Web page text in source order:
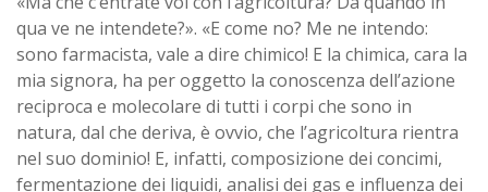
qua ve ne intendete?». «E come no? Me ne intendo:
sono farmacista, vale a dire chimico! E la chimica, cara la
mia signora, ha per oggetto la conoscenza dell’azione
reciproca e molecolare di tutti i corpi che sono in
natura, dal che deriva, è ovvio, che l’agricoltura rientra
nel suo dominio! E, infatti, composizione dei concimi,
fermentazione dei liquidi, analisi dei gas e influenza dei